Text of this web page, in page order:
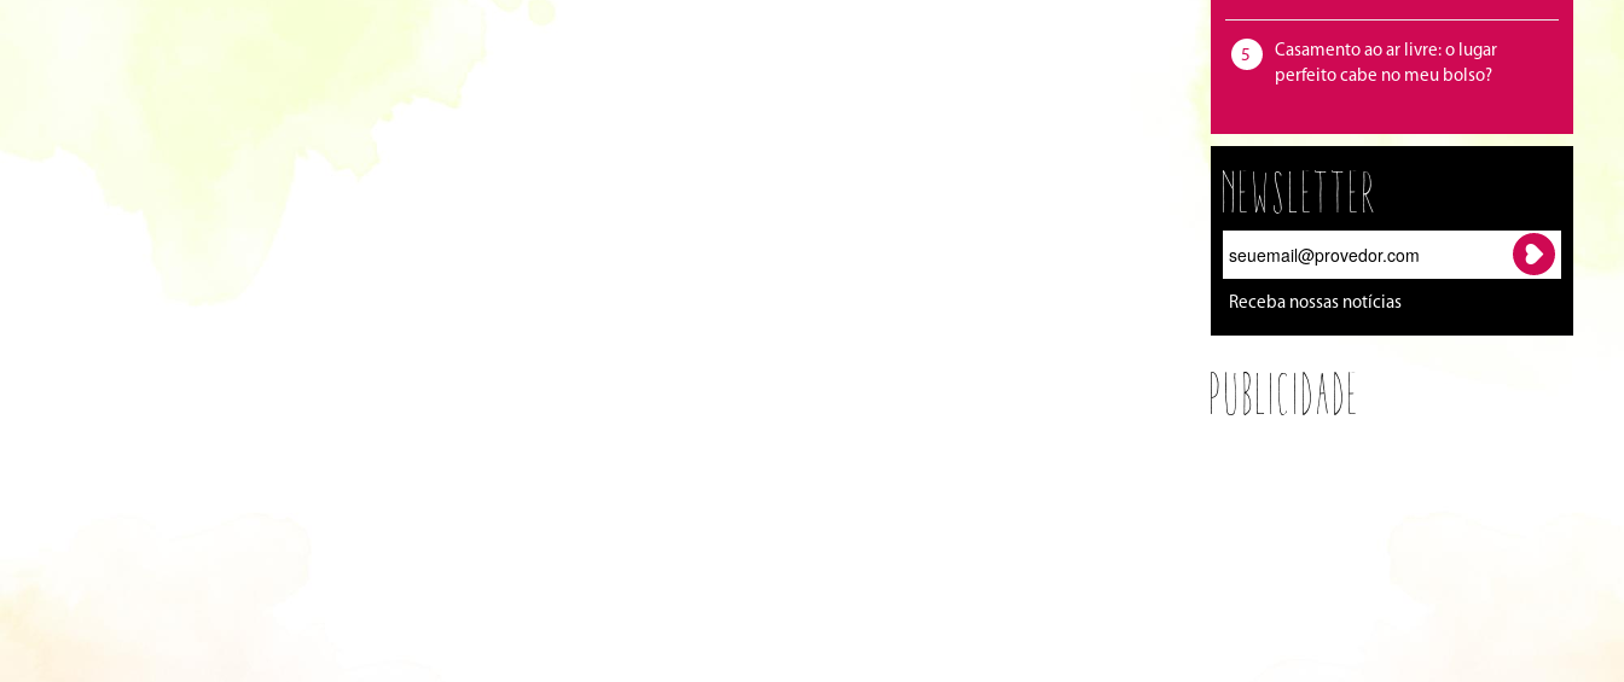
5
Casamento ao ar livre: o lugar
perfeito cabe no meu bolso?
Newsletter
Receba nossas notícias
Publicidade